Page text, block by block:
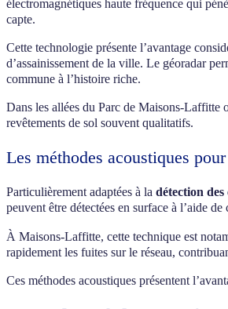
électromagnétiques haute fréquence qui
capte.
Cette technologie présente l’avantage
d’assainissement de la ville. Le géoradar
commune à l’histoire riche.
Dans les allées du Parc de Maisons-Laffitte
revêtements de sol souvent qualitatifs.
Les méthodes acoustiques
Particulièrement adaptées à la détection des
peuvent être détectées en surface à l’aide de
À Maisons-Laffitte, cette technique est
rapidement les fuites sur le réseau,
Ces méthodes acoustiques présentent